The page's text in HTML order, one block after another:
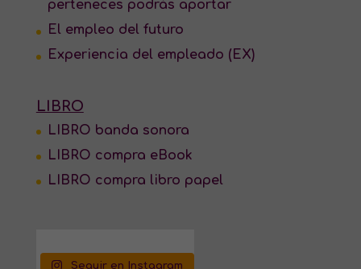
perteneces podrás aportar
El empleo del futuro
Experiencia del empleado (EX)
LIBRO
LIBRO banda sonora
LIBRO compra eBook
LIBRO compra libro papel
Seguir en Instagram